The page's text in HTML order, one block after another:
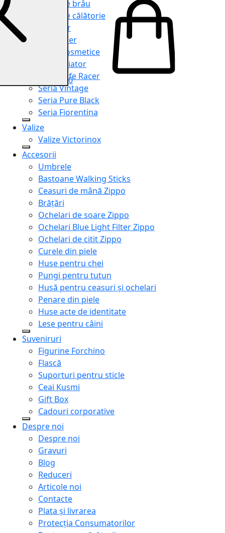
Genți de brâu
Genți de călătorie
Shopper
Organiser
Truse cosmetice
Seria Aviator
Seria Cafe Racer
Seria Vintage
Seria Pure Black
Seria Fiorentina
Valize
Valize Victorinox
Accesorii
Umbrele
Bastoane Walking Sticks
Ceasuri de mână Zippo
Brățări
Ochelari de soare Zippo
Ochelari Blue Light Filter Zippo
Ochelari de citit Zippo
Curele din piele
Huse pentru chei
Pungi pentru tutun
Husă pentru ceasuri și ochelari
Penare din piele
Huse acte de identitate
Lese pentru câini
Suveniruri
Figurine Forchino
Flască
Suporturi pentru sticle
Ceai Kusmi
Gift Box
Cadouri corporative
Despre noi
Despre noi
Gravuri
Blog
Reduceri
Articole noi
Contacte
Plata și livrarea
Protecţia Consumatorilor
0